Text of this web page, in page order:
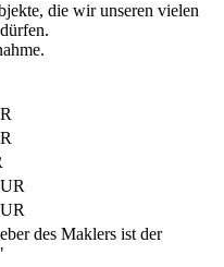
die wir unseren vielen
des Maklers ist der